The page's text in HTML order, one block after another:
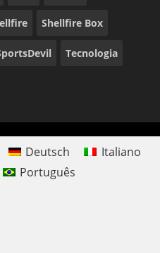
Shellfire Box
Tecnologia
Deutsch
Italiano
Português